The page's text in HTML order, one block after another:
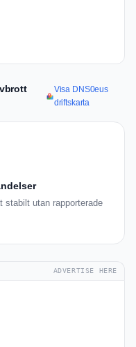
Visa DNS0eus
driftskarta
stabilt utan rapporterade
ADVERTISE HERE